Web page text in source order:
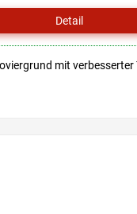
Detail
mit verbesserter